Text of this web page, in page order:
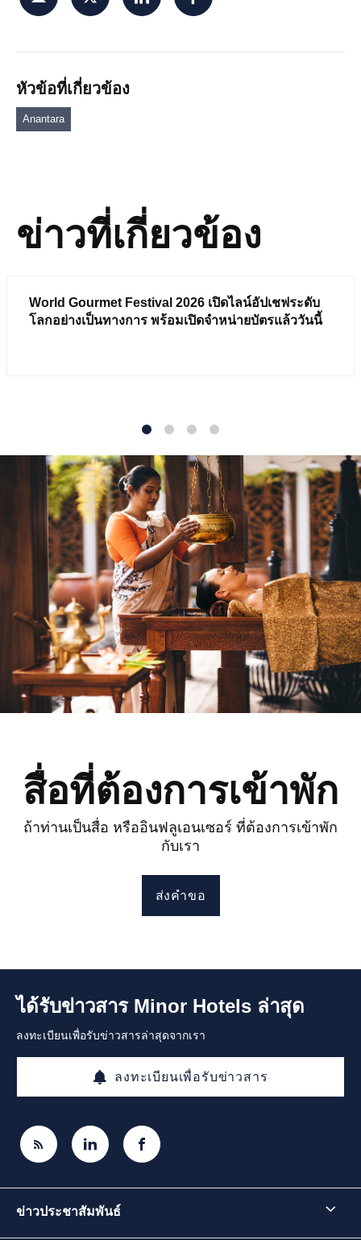
หัวข้อที่เกี่ยวข้อง
Anantara
ข่าวที่เกี่ยวข้อง
World Gourmet Festival 2026 เปิดไลน์อัปเชฟระดับ
โลกอย่างเป็นทางการ พร้อมเปิดจำหน่ายบัตรแล้ววันนี้
สื่อที่ต้องการเข้าพัก
ถ้าท่านเป็นสื่อ หรืออินฟลูเอนเซอร์ ที่ต้องการเข้าพัก
กับเรา
ส่งคำขอ
ได้รับข่าวสาร Minor Hotels ล่าสุด
ลงทะเบียนเพื่อรับข่าวสารล่าสุดจากเรา
ลงทะเบียนเพื่อรับข่าวสาร
ข่าวประชาสัมพันธ์